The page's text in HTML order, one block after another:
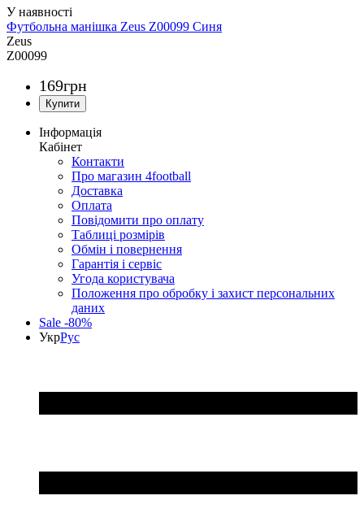
Футбольна манішка Zeus Z00099 Синя
Zeus
Z00099
169грн
Інформація
Кабінет
Контакти
Про магазин 4football
Доставка
Оплата
Повідомити про оплату
Таблиці розмірів
Обмін і повернення
Гарантія і сервіс
Угода користувача
Положення про обробку і захист персональних
даних
Sale -80%
УкрРус